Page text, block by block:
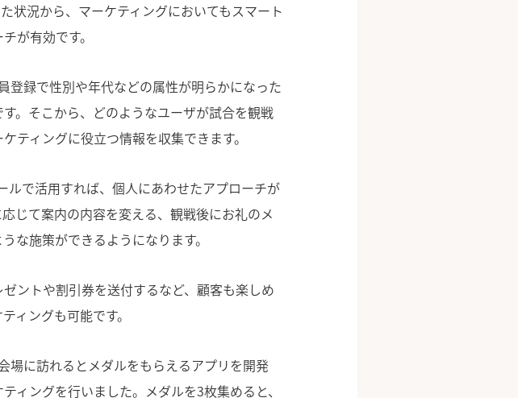
状況から、マーケティングにおいてもスマート
が有効です。
登録で性別や年代などの属性が明らかになった
。そこから、どのようなユーザが試合を観戦
ティングに役立つ情報を収集できます。
で活用すれば、個人にあわせたアプローチが
じて案内の内容を変える、観戦後にお礼のメ
な施策ができるようになります。
ントや割引券を送付するなど、顧客も楽しめ
ィングも可能です。
場に訪れるとメダルをもらえるアプリを開発
ィングを行いました。メダルを3枚集めると、